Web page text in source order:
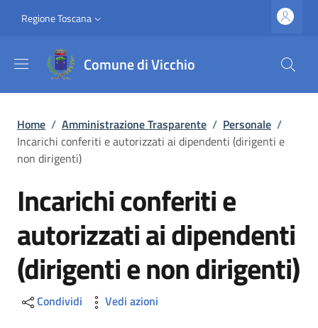
Slim top
Regione Toscana
Comune di Vicchio
Briciole di pane
Home / Amministrazione Trasparente / Personale /
Incarichi conferiti e autorizzati ai dipendenti (dirigenti e
non dirigenti)
Incarichi conferiti e
autorizzati ai dipendenti
(dirigenti e non dirigenti)
Condividi Vedi azioni